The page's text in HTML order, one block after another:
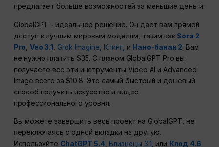
предлагает больше возможностей за меньшие деньги.
GlobalGPT - идеальное решение. Он дает вам прямой
доступ к лучшим мировым моделям, таким какSora 2
Pro ,Veo 3.1 Grok Imagine, Клинг, и Нано-банан 2. Вам
не нужно платить $35. С планом GlobalGPT Pro вы
получаете все эти инструменты Video AI и Advanced
Image всего за $10.8. Это самый быстрый и дешевый
способ получить искусство и видео
профессионального уровня.
Вы можете завершить весь проект на GlobalGPT, не
переключаясь с одной вкладки на другую.
Используйте ChatGPT 5.4 Близнецы 3.1 , или Клод 4.6